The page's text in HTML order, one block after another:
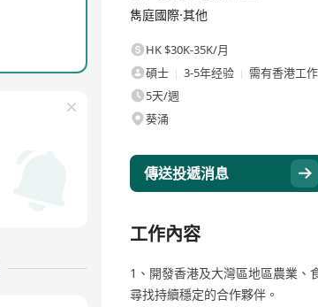
雋庭國際·其他
HK $30K-35K/月
碩士
3-5年经验
需有香港工
5天/週
葵涌
傳送投遞消息
工作內容
1、開發香港及大灣區地區農業、
尋找持續穩定的合作夥伴。